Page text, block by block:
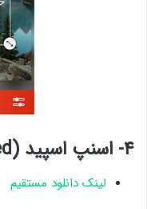
۴- اسنپ اسپید (Snapseed)-پیشنهاد ما
لینک دانلود مستقیم